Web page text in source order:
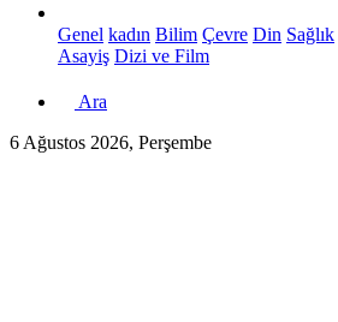
Genel kadın Bilim Çevre Din Sağlık
Asayiş Dizi ve Film
Ara
6 Ağustos 2026, Perşembe